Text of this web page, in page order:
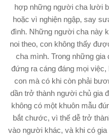
hợp những người cha lười
hoặc vì nghiện ngập, say
đình. Những người cha này
noi theo, con không thấy
cha mình. Trong những
đứng ra cáng đáng mọi
con mà có khi còn phải
dần trở thành người chủ gia
không có một khuôn mẫu
bắt chước, vì thế dễ trở
vào người khác, và khi có